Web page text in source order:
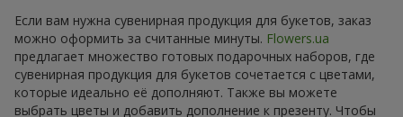
Если вам нужна сувенирная продукция для букетов, заказ
можно оформить за считанные минуты. Flowers.ua
предлагает множество готовых подарочных наборов, где
сувенирная продукция для букетов сочетается с цветами,
которые идеально её дополняют. Также вы можете
выбрать цветы и добавить дополнение к презенту. Чтобы